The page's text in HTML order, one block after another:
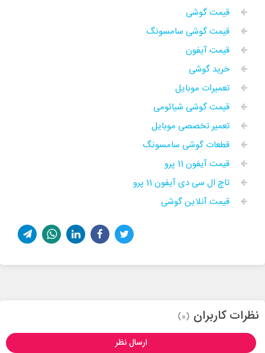
قیمت گوشی
قیمت گوشی سامسونگ
قیمت آیفون
خرید گوشی
تعمیرات موبایل
قیمت گوشی شیائومی
تعمیر تخصصی موبایل
قطعات گوشی سامسونگ
قیمت آیفون 11 پرو
تاچ ال سی دی آیفون 11 پرو
قیمت آنلاین گوشی
نظرات کاربران (0)
ارسال نظر